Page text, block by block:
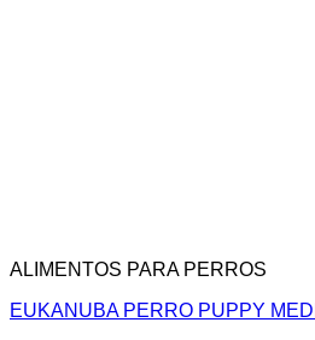
ALIMENTOS PARA PERROS
EUKANUBA PERRO PUPPY